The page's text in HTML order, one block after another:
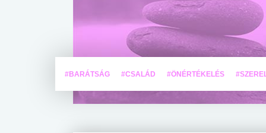
#BARÁTSÁG #CSALÁD #ÖNÉRTÉKELÉS